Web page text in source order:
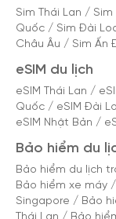
Sim Thái Lan / Sim
Quốc / Sim Đài
Châu Âu / Sim Ấn
eSIM du lịch
eSIM Thái Lan /
Quốc / eSIM Đài
eSIM Nhật Bản /
Bảo hiểm du
Bảo hiểm du lịch
Bảo hiểm xe máy /
Singapore / Bảo